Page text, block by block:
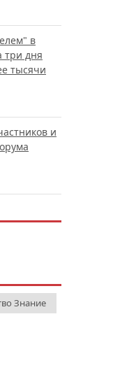
в
три дня
тысячи
и
Знание